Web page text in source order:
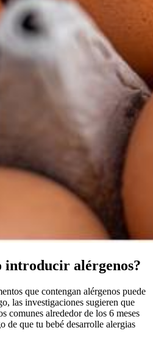
introducir alérgenos?
que contengan alérgenos puede
las investigaciones sugieren que
comunes alrededor de los 6 meses
de que tu bebé desarrolle alergias